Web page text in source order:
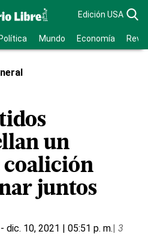
Edición USA
Política Mundo Economía
un
coalición
juntos
- dic. 10, 2021 | 05:51 p. m.| 3